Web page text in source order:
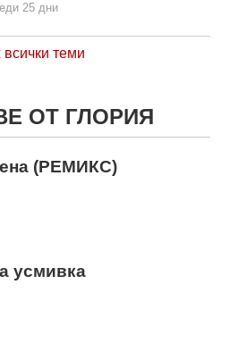
25 дни
всички теми
ОТ ГЛОРИЯ
(РЕМИКС)
усмивка